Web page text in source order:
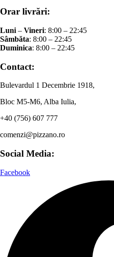
Orar livrări:
Luni – Vineri: 8:00 – 22:45
Sâmbăta: 8:00 – 22:45
Duminica: 8:00 – 22:45
Contact:
Bulevardul 1 Decembrie 1918,
Bloc M5-M6, Alba Iulia,
+40 (756) 607 777
comenzi@pizzano.ro
Social Media:
Facebook